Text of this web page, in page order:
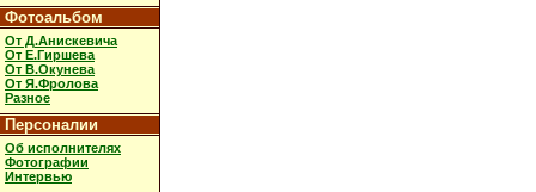
Фотоальбом
От Д.Анискевича
От Е.Гиршева
От В.Окунева
От Я.Фролова
Разное
Персоналии
Об исполнителях
Фотографии
Интервью